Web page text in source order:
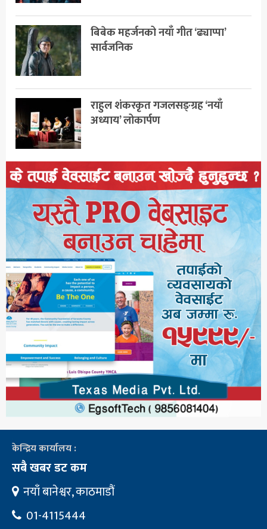
बिबेक महर्जनको नयाँ गीत ‘ढ्याप्पा’
सार्वजनिक
राहुल शंकरकृत गजलसङ्ग्रह ‘नयाँ
अध्याय’ लोकार्पण
केन्द्रिय कार्यालय :
सबै खबर डट कम
नयाँ बानेश्वर, काठमाडौं
01-4115444